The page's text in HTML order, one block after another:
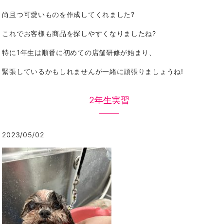
尚且つ可愛いものを作成してくれました?
これでお客様も商品を探しやすくなりましたね?
特に1年生は順番に初めての店舗研修が始まり、
緊張しているかもしれませんが一緒に頑張りましょうね!
2年生実習
2023/05/02